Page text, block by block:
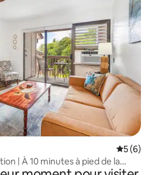
5 (6)
| À 10 minutes à pied de la